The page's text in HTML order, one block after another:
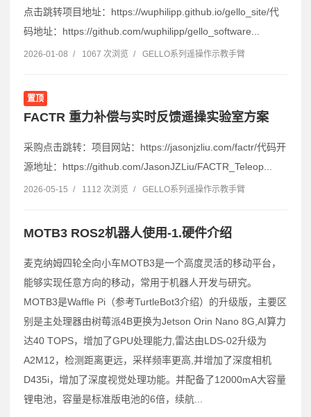
点击跳转项目地址：https://wuphilipp.github.io/gello_site/代
码地址：https://github.com/wuphilipp/gello_software...
2026-01-08 / 1067 次浏览 / GELLO系列遥操作示教手臂
置顶
FACTR 重力补偿与实时反馈遥操实验室方案
采购点击跳转：项目网站：https://jasonjzliu.com/factr/代码开
源地址：https://github.com/JasonJZLiu/FACTR_Teleop...
2026-05-15 / 1112 次浏览 / GELLO系列遥操作示教手臂
MOTB3 ROS2机器人使用-1.硬件介绍
麦克纳姆四轮全向小车MOTB3是一个高度灵活的移动平台，
能够实现任意方向的移动，常用于机器人开发与研究。
MOTB3是Waffle Pi（参考TurtleBot3介绍）的升级版，主要区
别是主处理器由树莓派4B更换为Jetson Orin Nano 8G,AI算力
达40 TOPS，增加了GPU处理能力,雷达由LDS-02升级为
A2M12，检测距离更远，采样频率更高,并增加了深度相机
D435i，增加了深度视觉处理功能。并配备了12000mA大容量
锂电池，容量是标准版电池的6倍，续航...